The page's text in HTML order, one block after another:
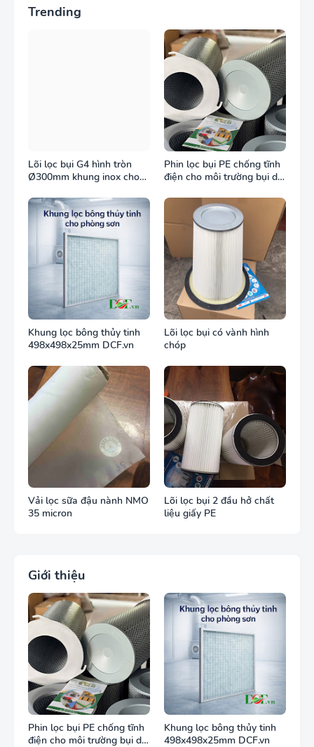
Trending
Lõi lọc bụi G4 hình tròn
Ø300mm khung inox cho
Phin lọc bụi PE chống tĩnh
điện cho môi trường bụi dễ
Khung lọc bông thủy tinh
498x498x25mm DCF.vn
Lõi lọc bụi có vành hình
chóp
Vải lọc sữa đậu nành NMO
35 micron
Lõi lọc bụi 2 đầu hở chất
liệu giấy PE
Giới thiệu
Phin lọc bụi PE chống tĩnh
điện cho môi trường bụi dễ
Khung lọc bông thủy tinh
498x498x25mm DCF.vn